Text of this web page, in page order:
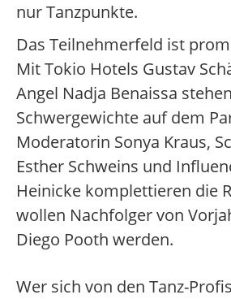
nur Tanzpunkte.
Das Teilnehmerfeld ist
Mit Tokio Hotels Gustav
Angel Nadja Benaissa
Schwergewichte auf dem
Moderatorin Sonya Kraus,
Esther Schweins und
Heinicke komplettieren die
wollen Nachfolger von
Diego Pooth werden.
Wer sich von den Tanz-